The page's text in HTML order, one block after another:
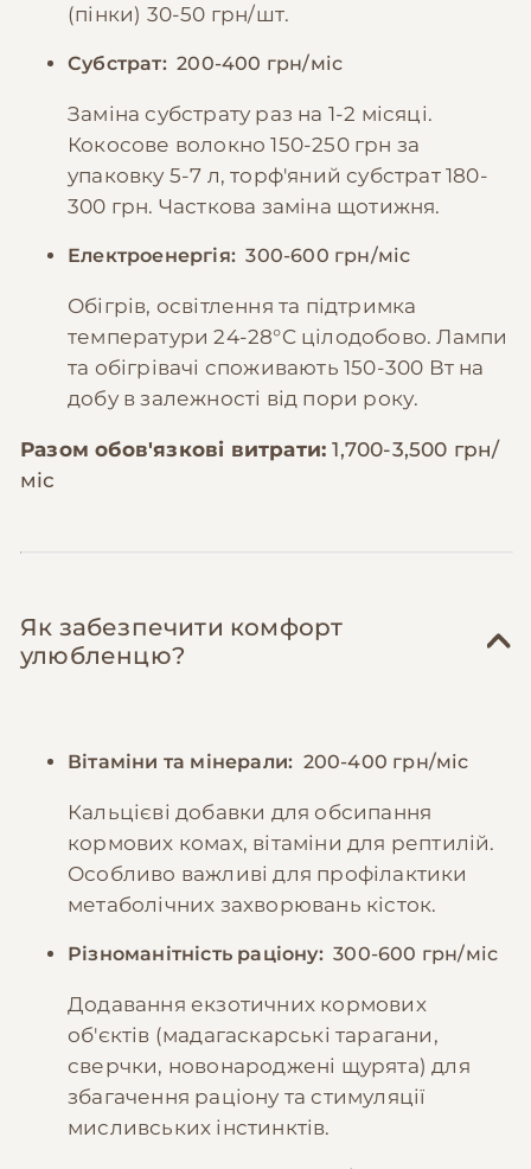
(пінки) 30-50 грн/шт.
Субстрат: 200-400 грн/міс
Заміна субстрату раз на 1-2 місяці.
Кокосове волокно 150-250 грн за
упаковку 5-7 л, торф'яний субстрат 180-
300 грн. Часткова заміна щотижня.
Електроенергія: 300-600 грн/міс
Обігрів, освітлення та підтримка
температури 24-28°C цілодобово. Лампи
та обігрівачі споживають 150-300 Вт на
добу в залежності від пори року.
Разом обов'язкові витрати:1,700-3,500 грн/
міс
Як забезпечити комфорт
улюбленцю?
Вітаміни та мінерали: 200-400 грн/міс
Кальцієві добавки для обсипання
кормових комах, вітаміни для рептилій.
Особливо важливі для профілактики
метаболічних захворювань кісток.
Різноманітність раціону: 300-600 грн/міс
Додавання екзотичних кормових
об'єктів (мадагаскарські тарагани,
сверчки, новонароджені щурята) для
збагачення раціону та стимуляції
мисливських інстинктів.